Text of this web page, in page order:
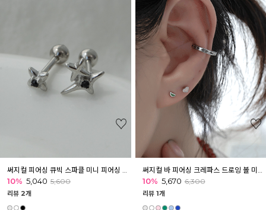
써지컬 피어싱 큐빅 스파클 미니 피어싱 귓볼 귓바퀴 이너컨츠 아웃컨츠
10% 5,040 5,600
리뷰 2개
써지컬 바 피어싱 크레파스 드로잉 볼 미니 피어싱 귓볼 귓바퀴 아웃컨츠
10% 5,670 6,300
리뷰 1개